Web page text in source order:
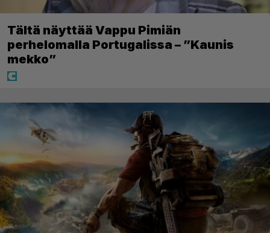
Tältä näyttää Vappu Pimiän
perhelomalla Portugalissa – ”Kaunis
mekko”